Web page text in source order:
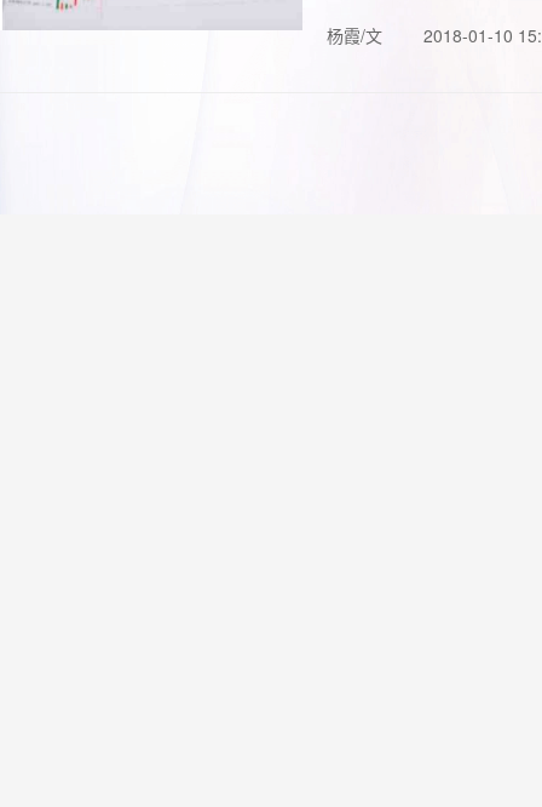
杨霞/文
2018-01-10